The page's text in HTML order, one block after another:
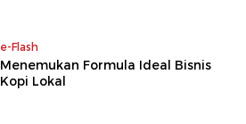
e-Flash
Menemukan Formula Ideal Bisnis
Kopi Lokal